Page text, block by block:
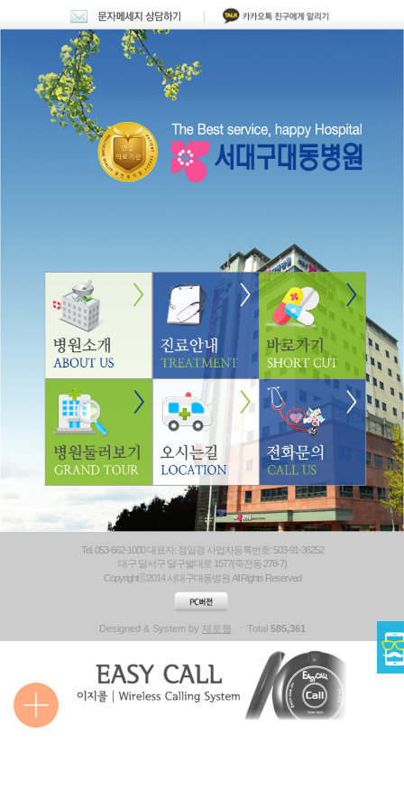
Tel. 053-662-1000 대표자: 정일경 사업자등록번호: 503-91-36252
대구 달서구 달구벌대로 1577(죽전동 278-7)
Copyrightⓒ2014 서대구대동병원 All Rights Reserved
Designed & System by 제로웹 ㆍTotal 585,361